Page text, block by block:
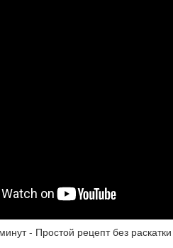
- Простой рецепт без